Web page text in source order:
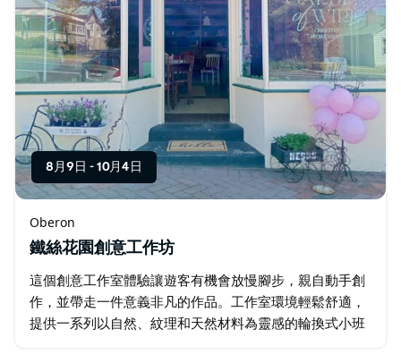
8月9日 - 10月4日
Oberon
鐵絲花園創意工作坊
這個創意工作室體驗讓遊客有機會放慢腳步，親自動手創
作，並帶走一件意義非凡的作品。工作室環境輕鬆舒適，
提供一系列以自然、紋理和天然材料為靈感的輪換式小班